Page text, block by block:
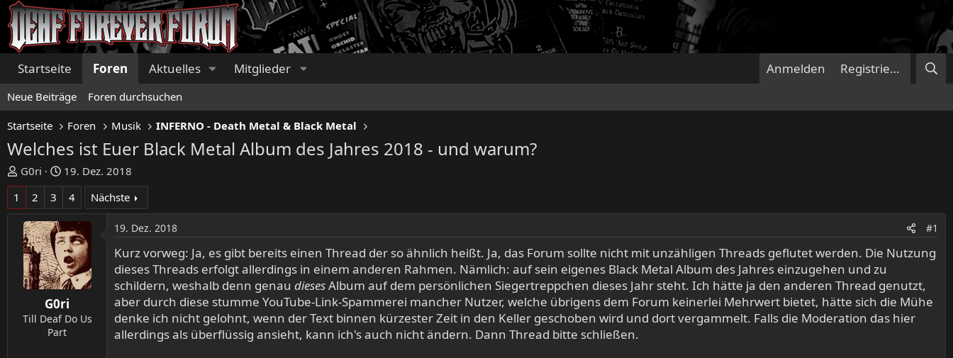
Startseite Foren Aktuelles Mitglieder Anmelden Registrieren
Neue Beiträge Foren durchsuchen
Startseite Foren Musik INFERNO - Death Metal & Black Metal
Welches ist Euer Black Metal Album des Jahres 2018 - und warum?
E
r
t
e
e
r
G0ri
E
r
t
e
l
l
t
a
m
19. Dez. 2018
1
2 3 4 Nächste
G0ri
Till Deaf Do Us
Part
19. Dez. 2018 #1
Kurz vorweg: Ja, es gibt bereits einen Thread der so ähnlich heißt. Ja, das Forum sollte nicht mit unzähligen Threads geflutet werden. Die Nutzung
dieses Threads erfolgt allerdings in einem anderen Rahmen. Nämlich: auf sein eigenes Black Metal Album des Jahres einzugehen und zu
schildern, weshalb denn genau diesesAlbum auf dem persönlichen Siegertreppchen dieses Jahr steht. Ich hätte ja den anderen Thread genutzt,
aber durch diese stumme YouTube-Link-Spammerei mancher Nutzer, welche übrigens dem Forum keinerlei Mehrwert bietet, hätte sich die Mühe
denke ich nicht gelohnt, wenn der Text binnen kürzester Zeit in den Keller geschoben wird und dort vergammelt. Falls die Moderation das hier
allerdings als überflüssig ansieht, kann ich's auch nicht ändern. Dann Thread bitte schließen.